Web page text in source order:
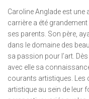
Caroline Anglade est une
carrière a été
ses parents. Son père,
dans le domaine des
sa passion pour l’art.
avec elle sa
courants artistiques. Les
artistique au sein de leur